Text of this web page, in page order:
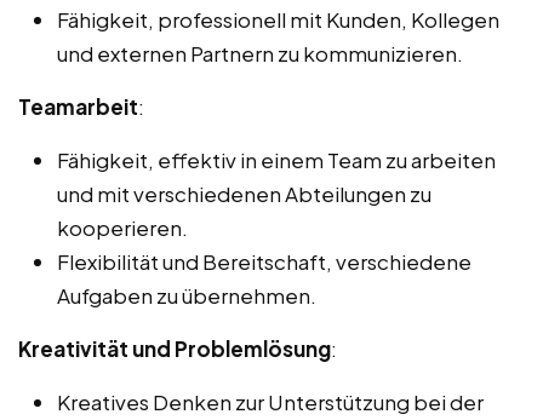
Fähigkeit, professionell mit Kunden, Kollegen
und externen Partnern zu kommunizieren.
Teamarbeit:
Fähigkeit, effektiv in einem Team zu arbeiten
und mit verschiedenen Abteilungen zu
kooperieren.
Flexibilität und Bereitschaft, verschiedene
Aufgaben zu übernehmen.
Kreativität und Problemlösung:
Kreatives Denken zur Unterstützung bei der